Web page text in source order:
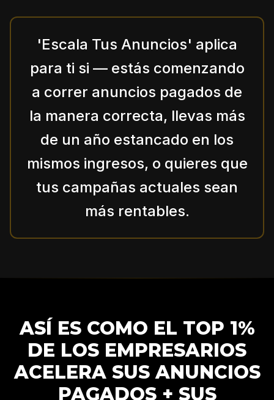
'Escala Tus Anuncios' aplica
para ti si — estás comenzando
a correr anuncios pagados de
la manera correcta, llevas más
de un año estancado en los
mismos ingresos, o quieres que
tus campañas actuales sean
más rentables.
ASÍ ES COMO EL TOP 1%
DE LOS EMPRESARIOS
ACELERA SUS ANUNCIOS
PAGADOS + SUS